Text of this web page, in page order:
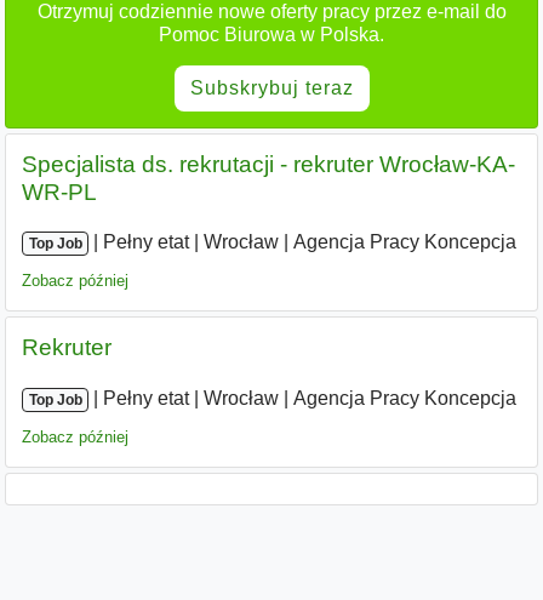
Otrzymuj codziennie nowe oferty pracy przez e-mail do
Pomoc Biurowa w Polska.
Subskrybuj teraz
Specjalista ds. rekrutacji - rekruter Wrocław-KA-
WR-PL
Top Job Pełny etat| Wrocław Agencja Pracy Koncepcja
Zobacz później
Rekruter
Top Job Pełny etat| Wrocław Agencja Pracy Koncepcja
Zobacz później